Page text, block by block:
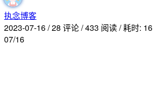
执念博客
2023-07-16/28 评论/433 阅读/耗时:
07/16